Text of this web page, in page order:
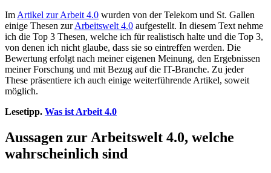
Im Artikel zur Arbeit 4.0 wurden von der Telekom und St. Gallen
einige Thesen zurArbeitswelt 4.0 aufgestellt. In diesem Text nehme
ich die Top 3 Thesen, welche ich für realistisch halte und die Top 3,
von denen ich nicht glaube, dass sie so eintreffen werden. Die
Bewertung erfolgt nach meiner eigenen Meinung, den Ergebnissen
meiner Forschung und mit Bezug auf die IT-Branche. Zu jeder
These präsentiere ich auch einige weiterführende Artikel, soweit
möglich.
Lesetipp. Was ist Arbeit 4.0
Aussagen zur Arbeitswelt 4.0, welche
wahrscheinlich sind